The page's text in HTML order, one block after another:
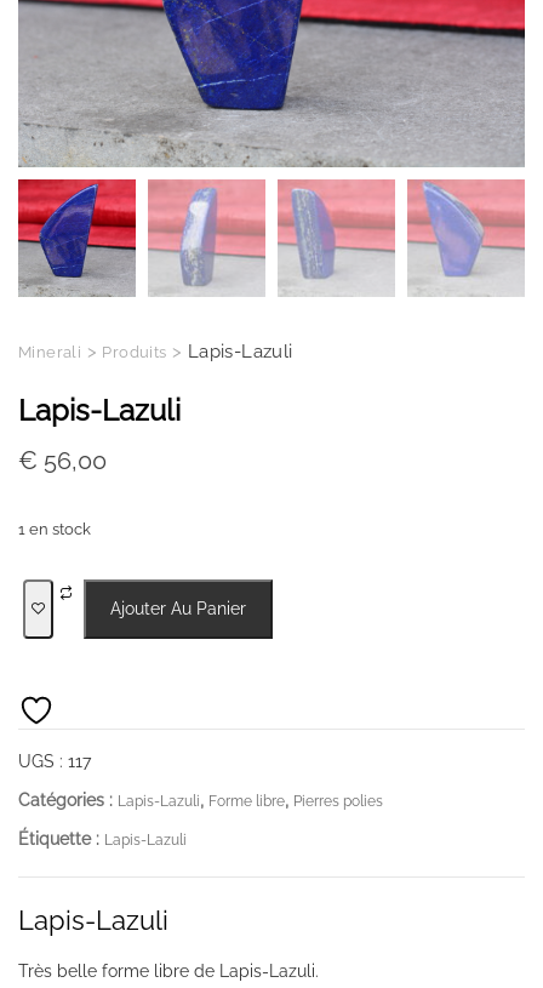
Minerali > Produits > Lapis-Lazuli
Lapis-Lazuli
€ 56,00
1 en stock
Ajouter Au Panier
UGS : 117
Catégories : Lapis-Lazuli, Forme libre, Pierres polies
Étiquette : Lapis-Lazuli
Lapis-Lazuli
Très belle forme libre de Lapis-Lazuli.